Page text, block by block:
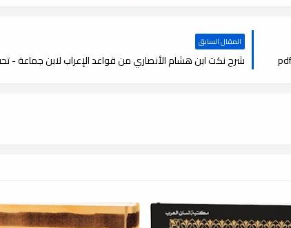
المقال السابق